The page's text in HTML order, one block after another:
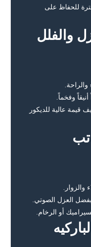
للحفاظ على
والفلل
وفخماً.
قيمة عالية للديكور
العزل الصوتي.
أو الرخام.